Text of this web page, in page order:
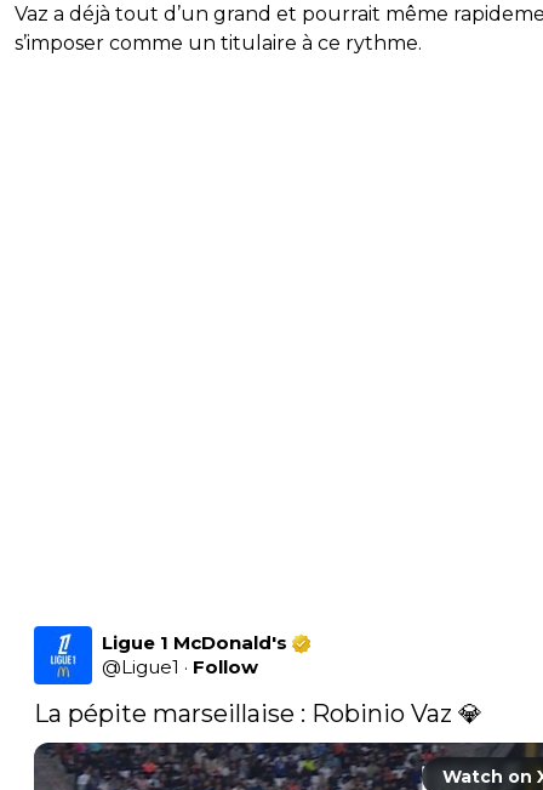
Vaz a déjà tout d’un grand et pourrait même
s’imposer comme un titulaire à ce rythme.
Ligue 1 McDonald's
@Ligue1 · Follow
La pépite marseillaise : Robinio Vaz 💎
Watch on